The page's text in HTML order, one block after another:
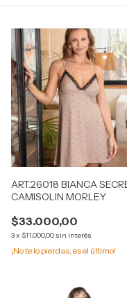
ART.26018 BIANCA
CAMISOLIN MORLEY
$33.000,00
3x $11.000,00 sin interés
¡No te lo pierdas, es el último!